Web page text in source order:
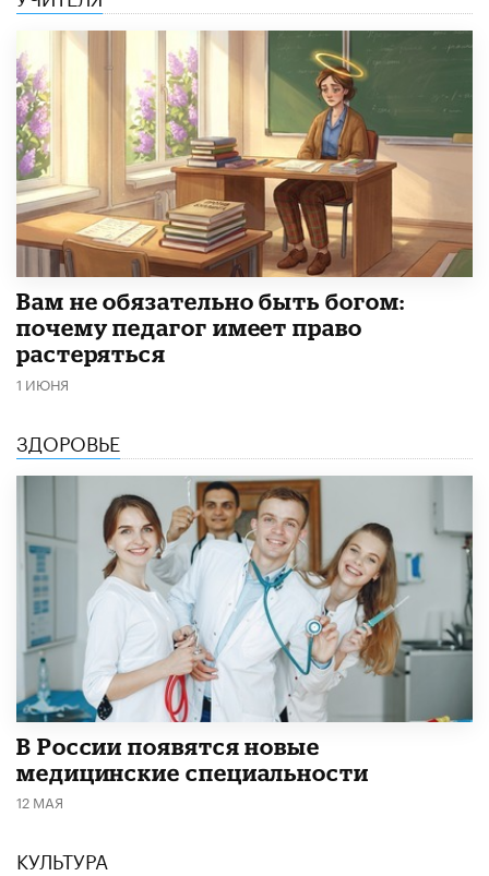
​Вам не обязательно быть богом:
почему педагог имеет право
растеряться
1 ИЮНЯ
ЗДОРОВЬЕ
В России появятся новые
медицинские специальности
12 МАЯ
КУЛЬТУРА